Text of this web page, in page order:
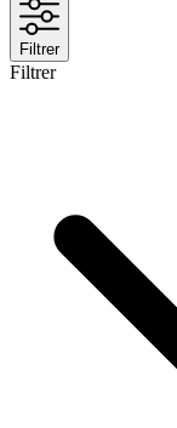
Filtrer
Filtrer